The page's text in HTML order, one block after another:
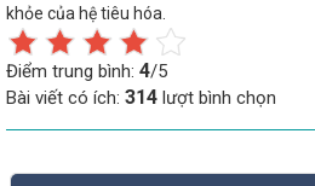
khỏe của hệ tiêu hóa.
Điểm trung bình: 4/5
Bài viết có ích: 314 lượt bình chọn